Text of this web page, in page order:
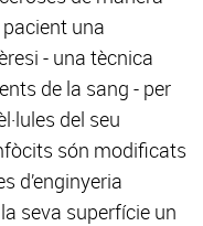
una
- una tècnica
de la sang - per
del seu
són modificats
d’enginyeria
seva superfície un